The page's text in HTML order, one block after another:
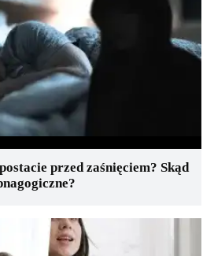
przed zaśnięciem? Skąd